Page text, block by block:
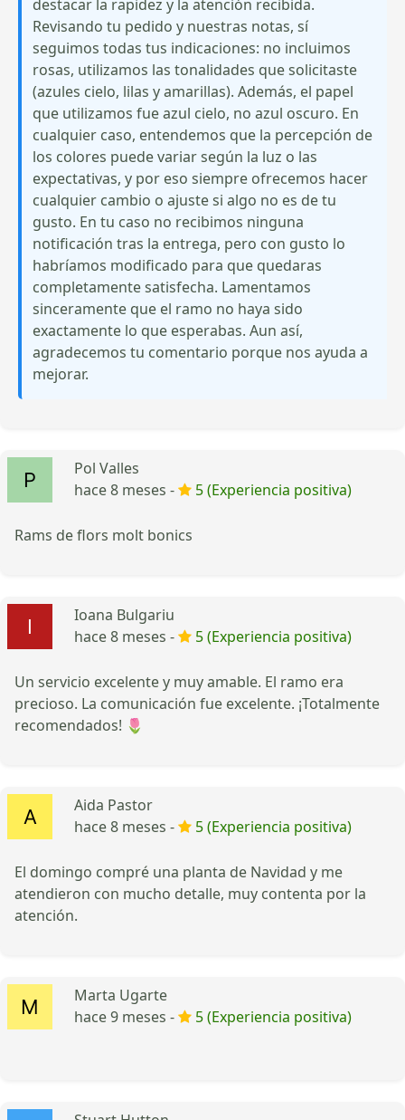
destacar la rapidez y la atención recibida.
Revisando tu pedido y nuestras notas, sí
seguimos todas tus indicaciones: no incluimos
rosas, utilizamos las tonalidades que solicitaste
(azules cielo, lilas y amarillas). Además, el papel
que utilizamos fue azul cielo, no azul oscuro. En
cualquier caso, entendemos que la percepción de
los colores puede variar según la luz o las
expectativas, y por eso siempre ofrecemos hacer
cualquier cambio o ajuste si algo no es de tu
gusto. En tu caso no recibimos ninguna
notificación tras la entrega, pero con gusto lo
habríamos modificado para que quedaras
completamente satisfecha. Lamentamos
sinceramente que el ramo no haya sido
exactamente lo que esperabas. Aun así,
agradecemos tu comentario porque nos ayuda a
mejorar.
Pol Valles
hace 8 meses -
5 (Experiencia positiva)
Rams de flors molt bonics
Ioana Bulgariu
hace 8 meses -
5 (Experiencia positiva)
Un servicio excelente y muy amable. El ramo era
precioso. La comunicación fue excelente. ¡Totalmente
recomendados! 🌷
Aida Pastor
hace 8 meses -
5 (Experiencia positiva)
El domingo compré una planta de Navidad y me
atendieron con mucho detalle, muy contenta por la
atención.
Marta Ugarte
hace 9 meses -
5 (Experiencia positiva)